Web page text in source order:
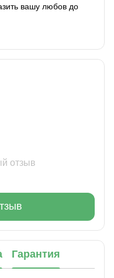
вашу любов до
отзыв
Гарантия